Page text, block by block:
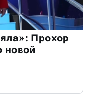
Прохор
новой